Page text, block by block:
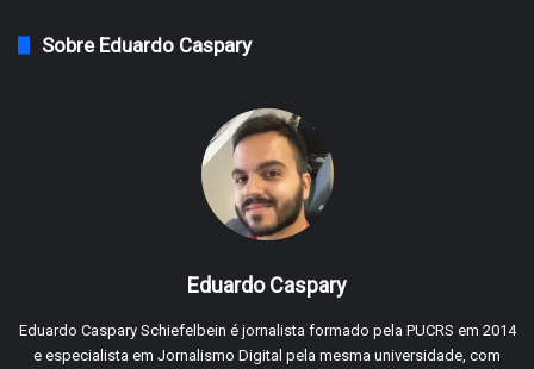
Sobre Eduardo Caspary
Eduardo Caspary
Eduardo Caspary Schiefelbein é jornalista formado pela PUCRS em 2014
e especialista em Jornalismo Digital pela mesma universidade, com